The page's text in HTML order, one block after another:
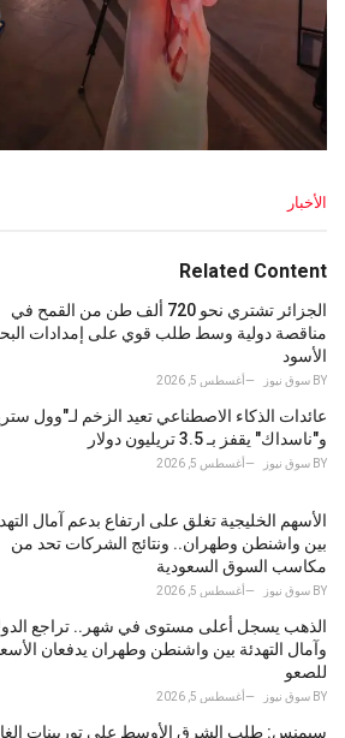
C
e
o
r
i
e
:
الأخبار
Related Content
الجزائر تشتري نحو 720 ألف طن من القمح في
مناقصة دولية وسط طلب قوي على إمدادات
الأسود
BY سوق نيوز أغسطس 5, 2026
عائدات الذكاء الاصطناعي تعيد الزخم لـ"وول
و"ناسداك" يقفز بـ 3.5 تريليون دولار
BY سوق نيوز أغسطس 5, 2026
الأسهم الخليجية تغلق على ارتفاع بدعم آمال
بين واشنطن وطهران.. ونتائج الشركات تحد من
مكاسب السوق السعودية
BY سوق نيوز أغسطس 5, 2026
الذهب يسجل أعلى مستوى في شهر.. تراجع
وآمال التهدئة بين واشنطن وطهران يدفعان
للصعو
BY سوق نيوز أغسطس 5, 2026
سيمنس: طلب الشرق الأوسط على توربينات